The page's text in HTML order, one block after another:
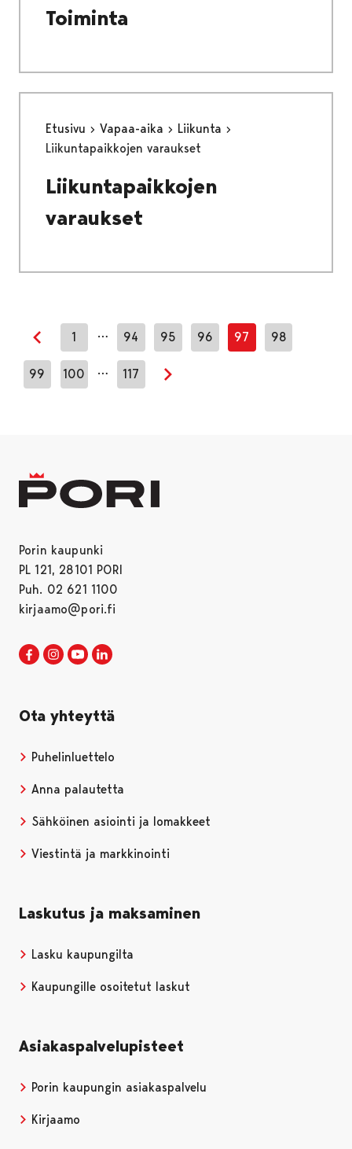
Toiminta
Etusivu Vapaa-aika
Liikunta
Liikuntapaikkojen varaukset
Liikuntapaikkojen
varaukset
Edellinen sivu
1 … 94 95 96 97 98
99 100 … 117
Seuraava sivu
Porin kaupunki
PL 121, 28101 PORI
Puh. 02 621 1100
kirjaamo@pori.fi
Porin kaupunki Facebookissa
Avautuu uudessa välilehdessä
Porin kaupunki Instagramissa
Avautuu uudessa välilehdessä
Porin kaupunki Youtubessa
Avautuu uudessa välilehdessä
Ota yhteyttä
Puhelinluettelo
Anna palautetta
Sähköinen asiointi ja lomakkeet
Viestintä ja markkinointi
Laskutus ja maksaminen
Lasku kaupungilta
Kaupungille osoitetut laskut
Asiakaspalvelupisteet
Porin kaupungin asiakaspalvelu
Kirjaamo